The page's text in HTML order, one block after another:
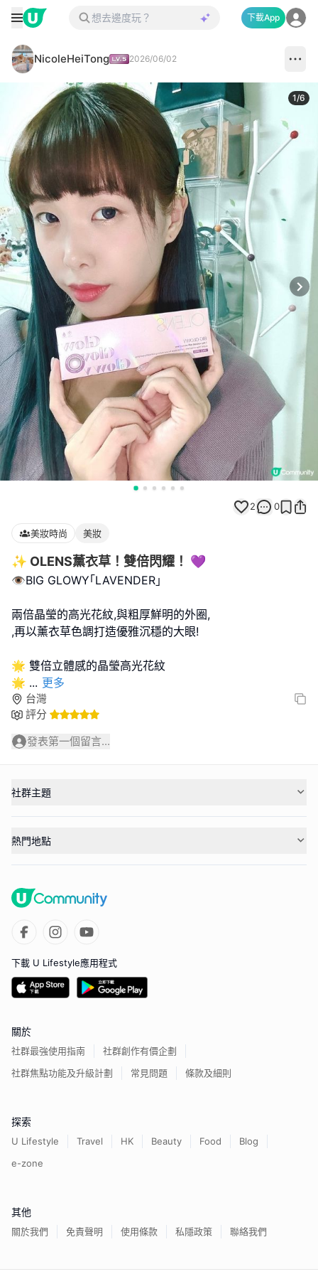
下載App
NicoleHeiTong 2026/06/02
1/6
2 0
美妝時尚 美妝
✨ OLENS薰衣草！雙倍閃耀！ 💜
👁️BIG GLOWY｢LAVENDER｣
兩倍晶瑩的高光花紋,與粗厚鮮明的外圈,
,再以薰衣草色調打造優雅沉穩的大眼!
🌟 雙倍立體感的晶瑩高光花紋
🌟 ... 更多
台灣
評分
發表第一個留言...
社群主題
熱門地點
下載 U Lifestyle應用程式
關於
社群最強使用指南
社群創作有價企劃
社群焦點功能及升級計劃
常見問題 條款及細則
探索
U Lifestyle Travel HK Beauty Food
Blog
e-zone
其他
關於我們 免責聲明 使用條款 私隱政策 聯絡我們